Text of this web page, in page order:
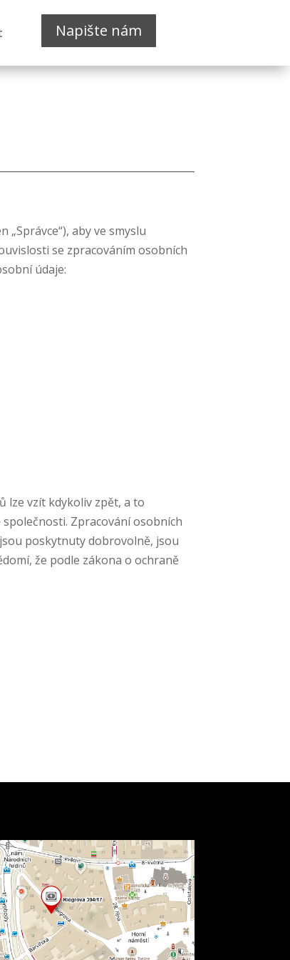
Napište nám
aby ve smyslu
se zpracováním osobních
údaje:
lze vzít kdykoliv zpět, a to
Zpracování osobních
poskytnuty dobrovolně, jsou
že podle zákona o ochraně